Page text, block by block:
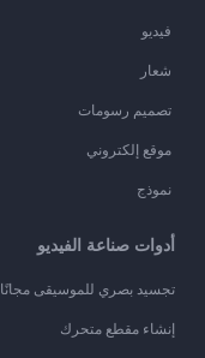
فيديو
شعار
تصميم رسومات
موقع إلكتروني
نموذج
أدوات صناعة الفيديو
تجسيد بصري للموسيقى مجانًا
إنشاء مقطع متحرك